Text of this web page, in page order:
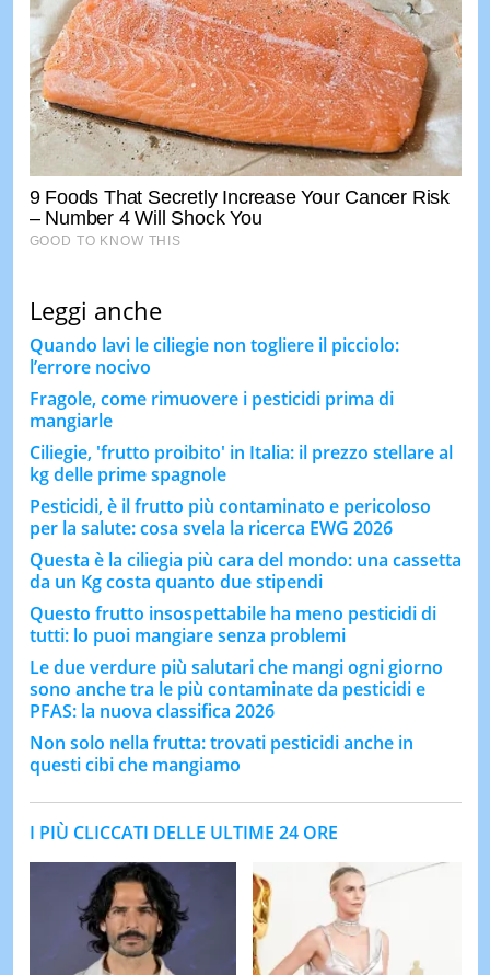
Leggi anche
Quando lavi le ciliegie non togliere il picciolo:
l’errore nocivo
Fragole, come rimuovere i pesticidi prima di
mangiarle
Ciliegie, 'frutto proibito' in Italia: il prezzo stellare al
kg delle prime spagnole
Pesticidi, è il frutto più contaminato e pericoloso
per la salute: cosa svela la ricerca EWG 2026
Questa è la ciliegia più cara del mondo: una cassetta
da un Kg costa quanto due stipendi
Questo frutto insospettabile ha meno pesticidi di
tutti: lo puoi mangiare senza problemi
Le due verdure più salutari che mangi ogni giorno
sono anche tra le più contaminate da pesticidi e
PFAS: la nuova classifica 2026
Non solo nella frutta: trovati pesticidi anche in
questi cibi che mangiamo
I PIÙ CLICCATI DELLE ULTIME 24 ORE